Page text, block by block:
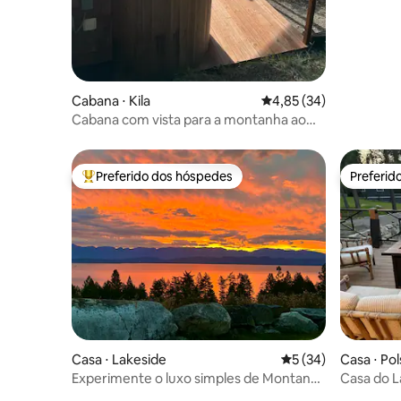
Cabana ⋅ Kila 4,85 de uma avaliação
4,85 (34)
Cabana com vista para a montanha ao
Entre os melhores preferidos dos hóspedes
Preferido dos hóspedes
Casa ⋅ Lakeside 5 de uma
5 (34)
Experimente o luxo simples de Montana
Casa ⋅
Casa do